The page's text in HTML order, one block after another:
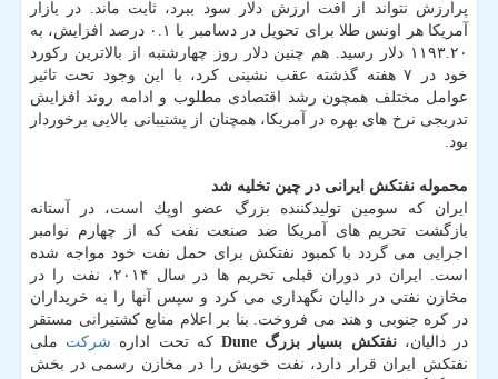
پرارزش نتواند از افت ارزش دلار سود ببرد، ثابت ماند. در بازار
آمریكا هر اونس طلا برای تحویل در دسامبر با ۰.۱ درصد افزایش، به
۱۱۹۳.۲۰ دلار رسید. هم چنین دلار روز چهارشنبه از بالاترین ركورد
خود در ۷ هفته گذشته عقب نشینی كرد، با این وجود تحت تاثیر
عوامل مختلف همچون رشد اقتصادی مطلوب و ادامه روند افزایش
تدریجی نرخ های بهره در آمریكا، همچنان از پشتیبانی بالایی برخوردار
بود.
محموله نفتكش ایرانی در چین تخلیه شد
ایران كه سومین تولیدكننده بزرگ عضو اوپك است، در آستانه
بازگشت تحریم های آمریكا ضد صنعت نفت كه از چهارم نوامبر
اجرایی می گردد با كمبود نفتكش برای حمل نفت خود مواجه شده
است. ایران در دوران قبلی تحریم ها در سال ۲۰۱۴، نفت را در
مخازن نفتی در دالیان نگهداری می كرد و سپس آنها را به خریداران
در كره جنوبی و هند می فروخت. بنا بر اعلام منابع كشتیرانی مستقر
در دالیان،نفتكش بسیار بزرگ Dune كه تحت اداره شركت ملی
نفتكش ایران قرار دارد، نفت خویش را در مخازن رسمی در بخش